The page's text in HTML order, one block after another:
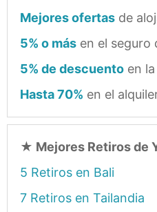
Mejores ofertas de
5% o más en el seguro
5% de descuento en
Hasta 70% en el
★ Mejores Retiros de
5 Retiros en Bali
7 Retiros en Tailandia